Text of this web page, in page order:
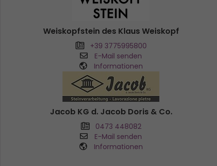
Weiskopfstein des Klaus Weiskopf
+39 3775995800
E-Mail senden
Informationen
Jacob KG d. Jacob Doris & Co.
0473 448082
E-Mail senden
Informationen